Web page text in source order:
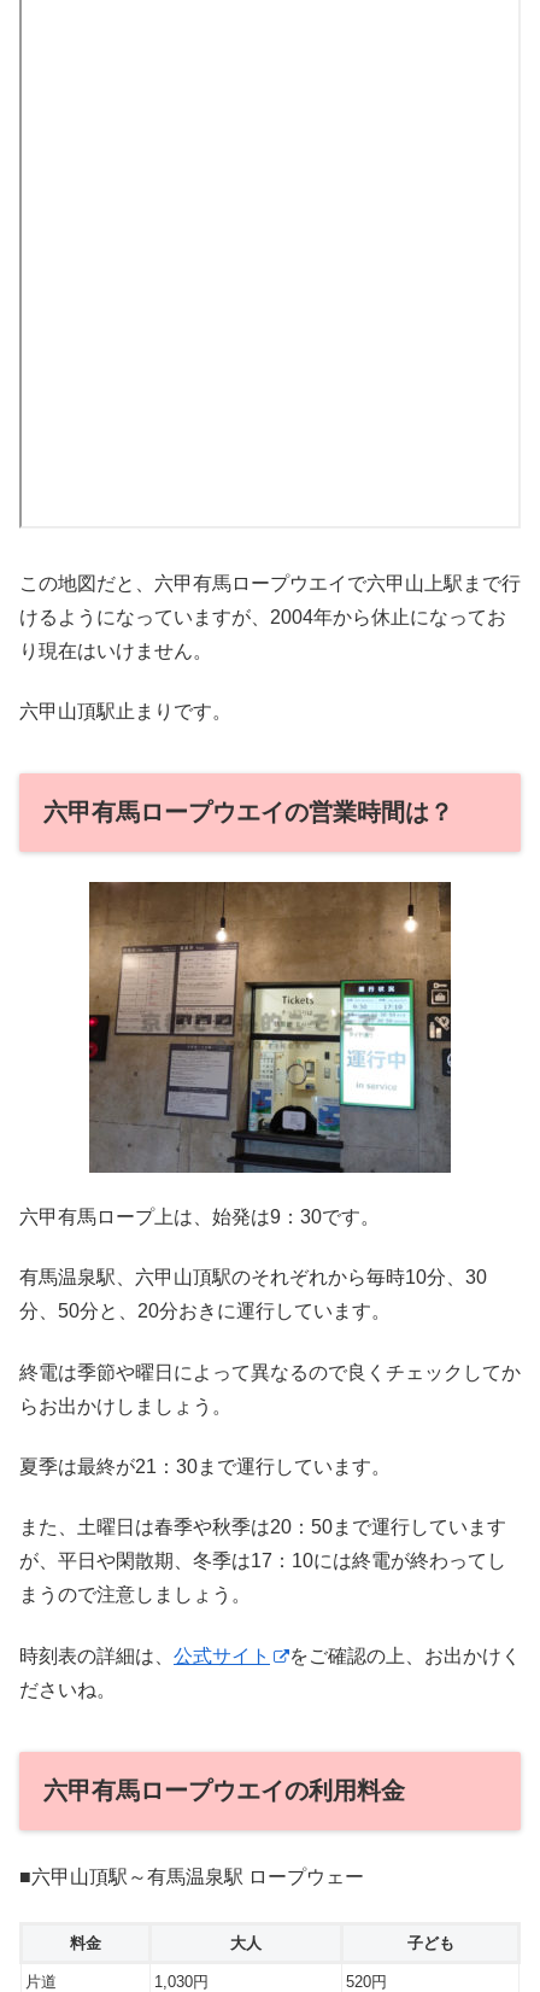
この地図だと、六甲有馬ロープウエイで六甲山上駅まで行
けるようになっていますが、2004年から休止になってお
り現在はいけません。
六甲山頂駅止まりです。
六甲有馬ロープウエイの営業時間は？
六甲有馬ロープ上は、始発は9：30です。
有馬温泉駅、六甲山頂駅のそれぞれから毎時10分、30
分、50分と、20分おきに運行しています。
終電は季節や曜日によって異なるので良くチェックしてか
らお出かけしましょう。
夏季は最終が21：30まで運行しています。
また、土曜日は春季や秋季は20：50まで運行しています
が、平日や閑散期、冬季は17：10には終電が終わってし
まうので注意しましょう。
時刻表の詳細は、 公式サイト
をご確認の上、お出かけく
ださいね。
六甲有馬ロープウエイの利用料金
■六甲山頂駅～有馬温泉駅 ロープウェー
料金 大人 子ども
片道 1,030円
520円